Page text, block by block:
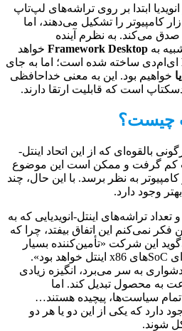
ابتدا بر روی تراشه‌های لپ‌تاپ
کامپیوتر را تشکیل می‌دهند، اما
صدق می‌کند. به نظرم آینده
به Framework Desktop خواهد
ای‌ام‌دی ساخته شده است؛ اما به جای
خواهیم بود. این به معنی خداحافظی
است که قابلیت ارتقا دارند.
چیست؟
بالقوه‌ای که از این اتحاد اینتل-
کم گرفت و ممکن است این موضوع
به نظر برسد. با این حال، چند
وجود دارد.
تعداد تراشه‌های اینتل-انویدیایی که به
فکر نمی‌کنم این اتفاق بیفتد، چرا که
این شرکت «تأمین‌کننده بسیار
بزرگی از چیپلت‌های GPU برای SoCهای x86 اینتل خواهد بود».
به سر می‌برد، انگیزه زیادی
به محصول تبدیل کند. اما
سیاست‌ها، پیچیده هستند…
دارد که یکی از این دو یا هر دو
شوند.